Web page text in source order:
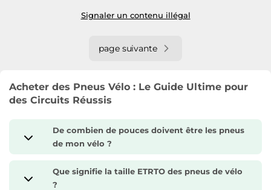
Signaler un contenu illégal
page suivante
Acheter des Pneus Vélo : Le Guide Ultime pour
des Circuits Réussis
De combien de pouces doivent être les pneus
de mon vélo ?
Que signifie la taille ETRTO des pneus de vélo
?